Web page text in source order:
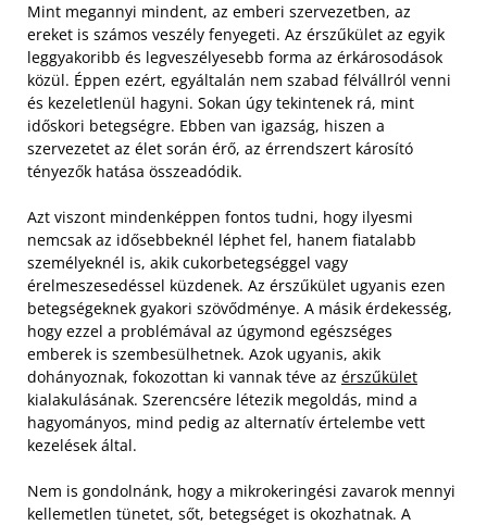
Mint megannyi mindent, az emberi szervezetben, az
ereket is számos veszély fenyegeti. Az érszűkület az egyik
leggyakoribb és legveszélyesebb forma az érkárosodások
közül. Éppen ezért, egyáltalán nem szabad félvállról venni
és kezeletlenül hagyni. Sokan úgy tekintenek rá, mint
időskori betegségre. Ebben van igazság, hiszen a
szervezetet az élet során érő, az érrendszert károsító
tényezők hatása összeadódik.
Azt viszont mindenképpen fontos tudni, hogy ilyesmi
nemcsak az idősebbeknél léphet fel, hanem fiatalabb
személyeknél is, akik cukorbetegséggel vagy
érelmeszesedéssel küzdenek. Az érszűkület ugyanis ezen
betegségeknek gyakori szövődménye. A másik érdekesség,
hogy ezzel a problémával az úgymond egészséges
emberek is szembesülhetnek. Azok ugyanis, akik
dohányoznak, fokozottan ki vannak téve az érszűkület
kialakulásának. Szerencsére létezik megoldás, mind a
hagyományos, mind pedig az alternatív értelembe vett
kezelések által.
Nem is gondolnánk, hogy a mikrokeringési zavarok mennyi
kellemetlen tünetet, sőt, betegséget is okozhatnak. A